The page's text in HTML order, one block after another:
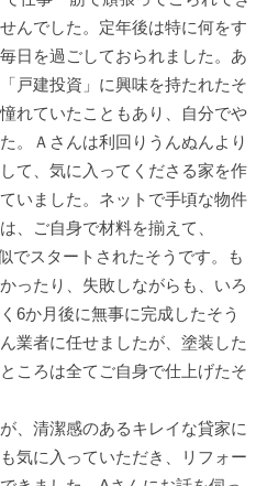
んでした。定年後は特に何をす
日を過ごしておられました。あ
戸建投資」に興味を持たれたそ
れていたこともあり、自分でや
。Ａさんは利回りうんぬんより
て、気に入ってくださる家を作
いました。ネットで手頃な物件
、ご自身で材料を揃えて、
でスタートされたそうです。も
ったり、失敗しながらも、いろ
6か月後に無事に完成したそう
業者に任せましたが、塗装した
ころは全てご自身で仕上げたそ
、清潔感のあるキレイな貸家に
気に入っていただき、リフォー